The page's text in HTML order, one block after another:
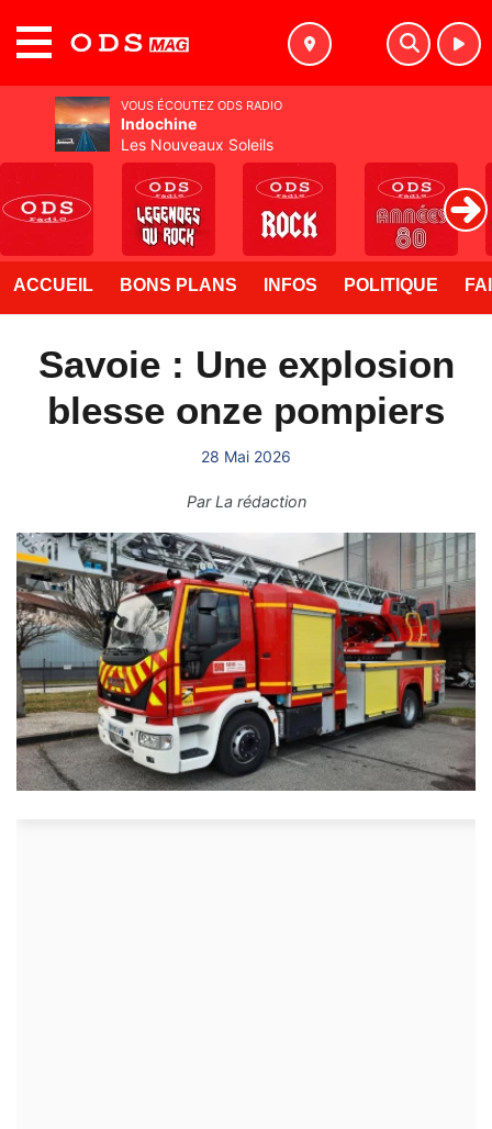
ACCUEIL BONS PLANS INFOS POLITIQUE
Savoie : Une explosion
blesse onze pompiers
28 Mai 2026
ParLa rédaction
VOUS ÉCOUTEZ ODS RADIO
Indochine
Les Nouveaux Soleils